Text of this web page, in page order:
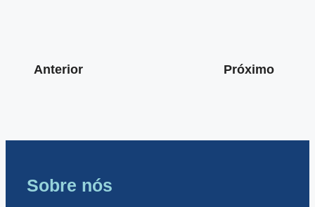
Anterior Próximo
Sobre nós